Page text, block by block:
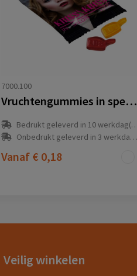
7000.100
Vruchtengummies in speciale vormen
Bedrukt geleverd in 10 werkdag(en)
Onbedrukt geleverd in 3 werkdag(en)
Vanaf € 0,18
Veilig winkelen